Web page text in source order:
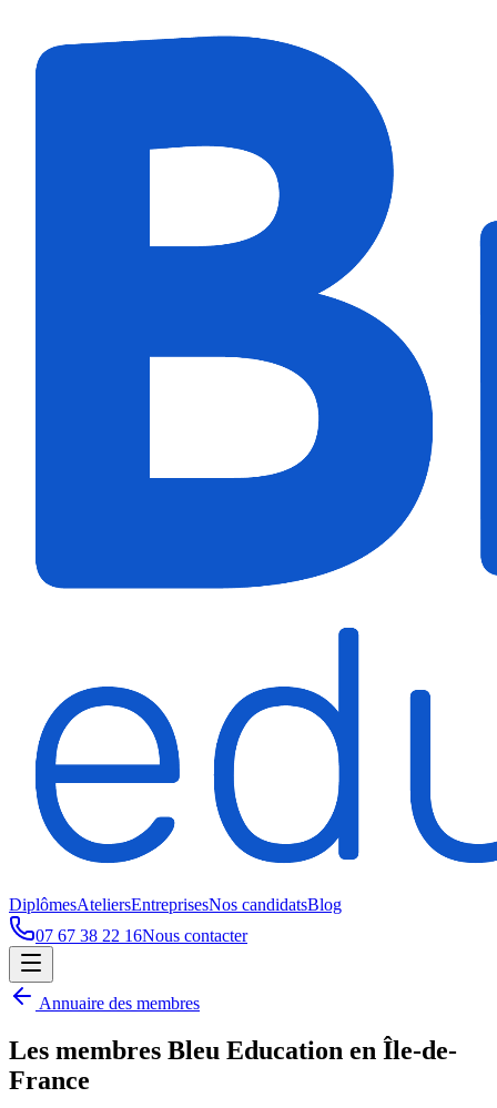
DiplômesAteliersEntreprisesNos candidatsBlog
07 67 38 22 16Nous contacter
Annuaire des membres
Les membres Bleu Education en Île-de-
France